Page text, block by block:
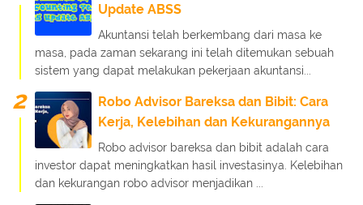
Update ABSS
Akuntansi telah berkembang dari masa ke
masa, pada zaman sekarang ini telah ditemukan sebuah
sistem yang dapat melakukan pekerjaan akuntansi...
Robo Advisor Bareksa dan Bibit: Cara
Kerja, Kelebihan dan Kekurangannya
Robo advisor bareksa dan bibit adalah cara
investor dapat meningkatkan hasil investasinya. Kelebihan
dan kekurangan robo advisor menjadikan ...